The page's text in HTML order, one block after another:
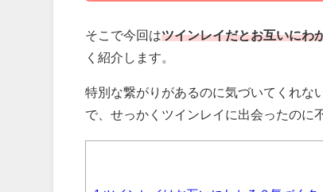
そこで今回はツインレイだとお互いにわ
く紹介します。
特別な繋がりがあるのに気づいてくれな
で、せっかくツインレイに出会ったのに